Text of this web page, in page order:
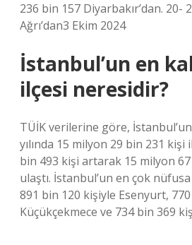
236 bin 157 Diyarbakır’dan. 20-
Ağrı’dan3 Ekim 2024
İstanbul’un en
ilçesi neresidir?
TÜİK verilerine göre,
yılında 15 milyon 29 bin 231 kişi
bin 493 kişi artarak 15 milyon
ulaştı. İstanbul’un en çok
891 bin 120 kişiyle Esenyurt,
Küçükçekmece ve 734 bin 369